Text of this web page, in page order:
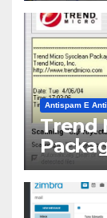
Antispam E
Trend